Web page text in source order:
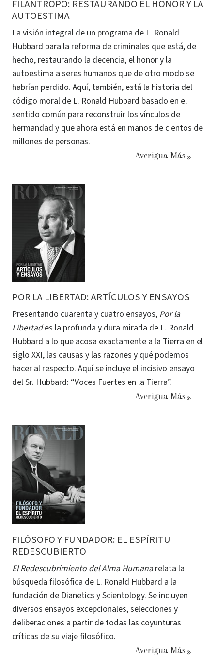
FILÁNTROPO: RESTAURANDO EL HONOR Y LA
AUTOESTIMA
La visión integral de un programa de L. Ronald
Hubbard para la reforma de criminales que está, de
hecho, restaurando la decencia, el honor y la
autoestima a seres humanos que de otro modo se
habrían perdido. Aquí, también, está la historia del
código moral de L. Ronald Hubbard basado en el
sentido común para reconstruir los vínculos de
hermandad y que ahora está en manos de cientos de
millones de personas.
Averigua Más
POR LA LIBERTAD: ARTÍCULOS Y ENSAYOS
Presentando cuarenta y cuatro ensayos, Por la
Libertades la profunda y dura mirada de L. Ronald
Hubbard a lo que acosa exactamente a la Tierra en el
siglo XXI, las causas y las razones y qué podemos
hacer al respecto. Aquí se incluye el incisivo ensayo
del Sr. Hubbard: “Voces Fuertes en la Tierra”.
Averigua Más
FILÓSOFO Y FUNDADOR: EL ESPÍRITU
REDESCUBIERTO
El Redescubrimiento del Alma Humana relata la
búsqueda filosófica de L. Ronald Hubbard a la
fundación de Dianetics y Scientology. Se incluyen
diversos ensayos excepcionales, selecciones y
deliberaciones a partir de todas las coyunturas
críticas de su viaje filosófico.
Averigua Más